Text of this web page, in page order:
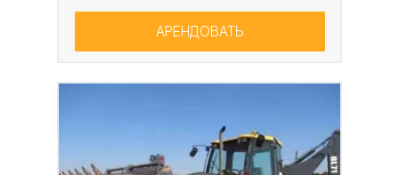
АРЕНДОВАТЬ